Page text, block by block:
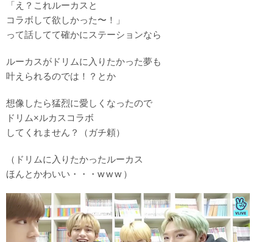
「え？これルーカスと
コラボして欲しかった〜！」
って話してて確かにステーションなら
ルーカスがドリムに入りたかった夢も
叶えられるのでは！？とか
想像したら猛烈に愛しくなったので
ドリム×ルカスコラボ
してくれません？（ガチ頼）
（ドリムに入りたかったルーカス
ほんとかわいい・・・w w w ）